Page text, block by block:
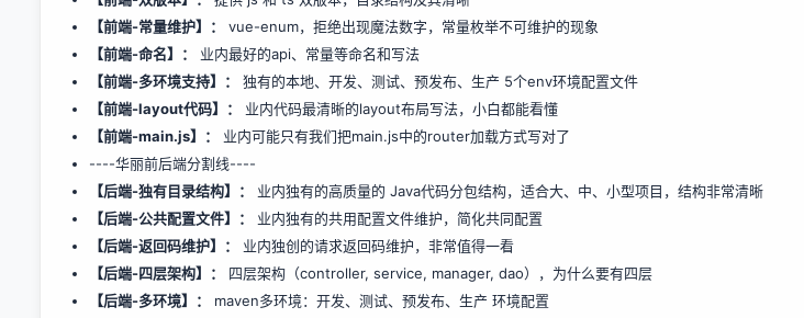
【前端-常量维护】：
vue-enum，拒绝出现魔法数字，常量枚举不可维护的现象
【前端-命名】：
业内最好的api、常量等命名和写法
【前端-多环境支持】：
独有的本地、开发、测试、预发布、生产 5个env环境配置文件
【前端-layout代码】：
业内代码最清晰的layout布局写法，小白都能看懂
【前端-main.js】：
业内可能只有我们把main.js中的router加载方式写对了
----华丽前后端分割线----
【后端-独有目录结构】：
业内独有的高质量的 Java代码分包结构，适合大、中、小型项目，结构非常清晰
【后端-公共配置文件】：
业内独有的共用配置文件维护，简化共同配置
【后端-返回码维护】：
业内独创的请求返回码维护，非常值得一看
【后端-四层架构】：
四层架构（controller, service, manager, dao），为什么要有四层
【后端-多环境】：
maven多环境：开发、测试、预发布、生产 环境配置